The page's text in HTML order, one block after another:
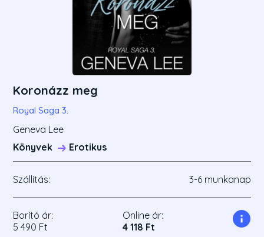
Koronázz meg
Royal Saga 3.
Geneva Lee
Könyvek
Erotikus
Szállítás: 3-6 munkanap
Borító ár:
5 490 Ft
Online ár:
4 118 Ft